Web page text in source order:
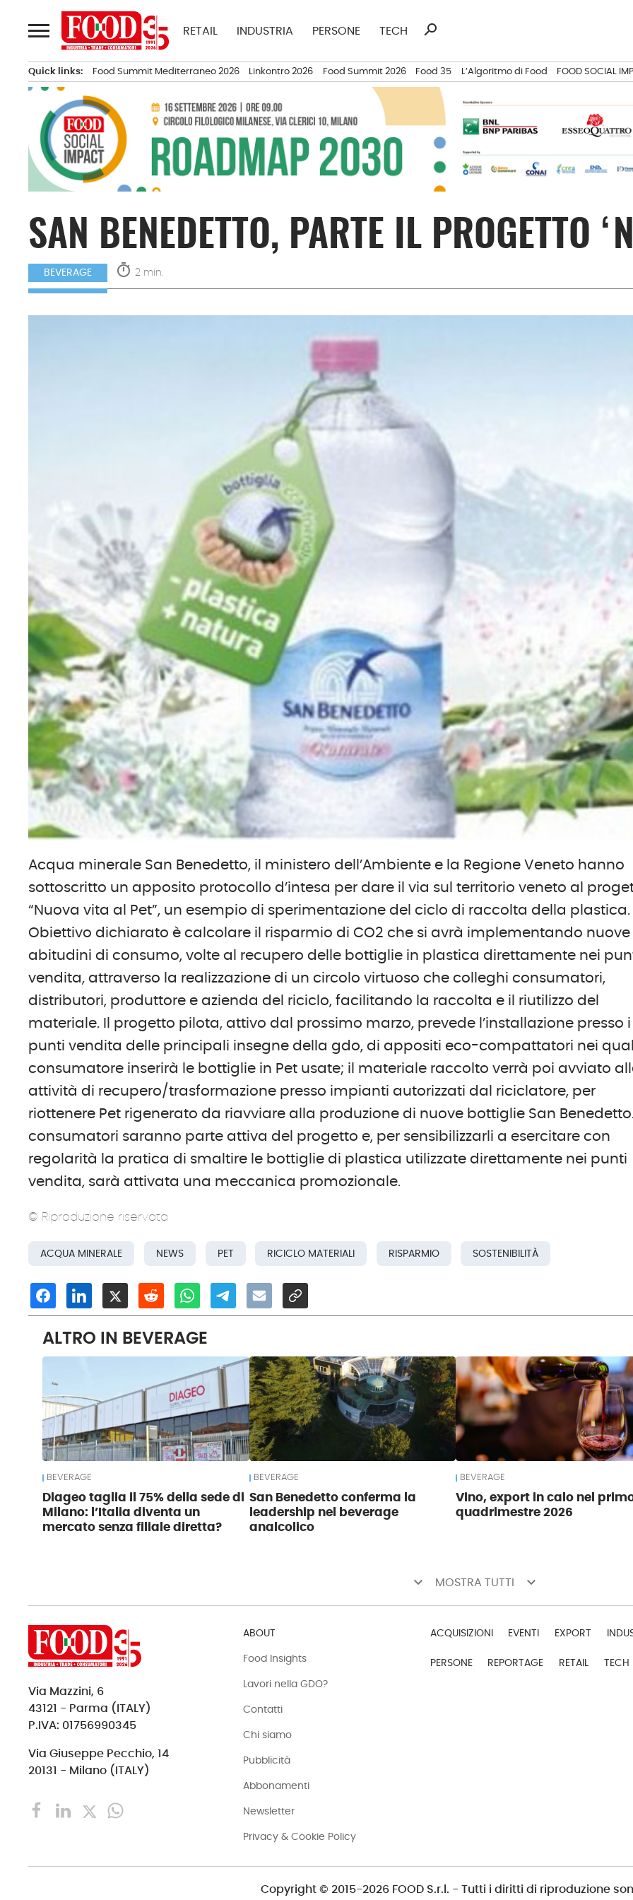
al
contenuto
RETAIL INDUSTRIA PERSONE TECH
Ricerca
search
Quick links: Food Summit Mediterraneo 2026 Linkontro 2026 Food Summit 2026 Food 35 L’Algoritmo di Food FOOD SOCIAL
SAN BENEDETTO, PARTE IL PROGETTO
BEVERAGE timer 2 min.
Acqua minerale San Benedetto, il ministero dell’Ambiente e la Regione Veneto hanno
sottoscritto un apposito protocollo d’intesa per dare il via sul territorio veneto al
“Nuova vita al Pet”, un esempio di sperimentazione del ciclo di raccolta della plastica.
Obiettivo dichiarato è calcolare il risparmio di CO2 che si avrà implementando nuove
abitudini di consumo, volte al recupero delle bottiglie in plastica direttamente nei
vendita, attraverso la realizzazione di un circolo virtuoso che colleghi consumatori,
distributori, produttore e azienda del riciclo, facilitando la raccolta e il riutilizzo del
materiale. Il progetto pilota, attivo dal prossimo marzo, prevede l’installazione presso i
punti vendita delle principali insegne della gdo, di appositi eco-compattatori nei
consumatore inserirà le bottiglie in Pet usate; il materiale raccolto verrà poi avviato
attività di recupero/trasformazione presso impianti autorizzati dal riciclatore, per
riottenere Pet rigenerato da riavviare alla produzione di nuove bottiglie San
consumatori saranno parte attiva del progetto e, per sensibilizzarli a esercitare con
regolarità la pratica di smaltire le bottiglie di plastica utilizzate direttamente nei punti
vendita, sarà attivata una meccanica promozionale.
© Riproduzione riservata
ACQUA MINERALE NEWS PET RICICLO MATERIALI RISPARMIO SOSTENIBILITÀ
ALTRO IN BEVERAGE
BEVERAGE
Diageo taglia il 75% della sede di
Milano: l’Italia diventa un
mercato senza filiale diretta?
BEVERAGE
San Benedetto conferma la
leadership nel beverage
analcolico
BEVERAGE
Vino, export in calo nel
quadrimestre 2026
keyboard_arrow_down MOSTRA TUTTI keyboard_arrow_down
Via Mazzini, 6
43121 - Parma (ITALY)
P.IVA: 01756990345
Via Giuseppe Pecchio, 14
20131 - Milano (ITALY)
ABOUT
Food Insights
Lavori nella GDO?
Contatti
Chi siamo
Pubblicità
Abbonamenti
Newsletter
Privacy & Cookie Policy
ACQUISIZIONI EVENTI EXPORT
PERSONE REPORTAGE RETAIL TECH
Copyright © 2015-2026 FOOD S.r.l. - Tutti i diritti di riproduzione